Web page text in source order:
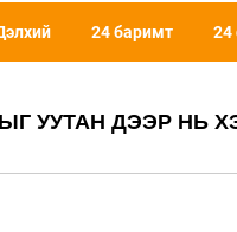
24 баримт 24
УУТАН ДЭЭР НЬ